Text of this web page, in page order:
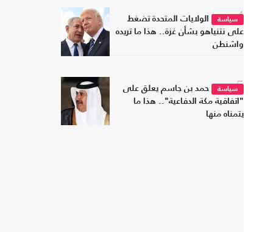
4سياسة
الولايات المتحدة تضغط
على نتنياهو بشأن غزة.. هذا ما تريده
واشنطن
5سياسة
حمد بن جاسم يعلق على
"اتفاقية مكة الدفاعية".. هذا ما
يتمناه منها